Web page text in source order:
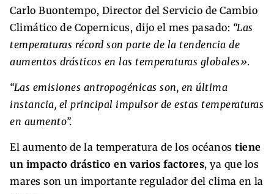
Carlo Buontempo, Director del Servicio de Cambio
Climático de Copernicus, dijo el mes pasado: “Las
temperaturas récord son parte de la tendencia de
aumentos drásticos en las temperaturas globales».
“Las emisiones antropogénicas son, en última
instancia, el principal impulsor de estas temperaturas
en aumento”.
El aumento de la temperatura de los océanos tiene
un impacto drástico en varios factores, ya que los
mares son un importante regulador del clima en la